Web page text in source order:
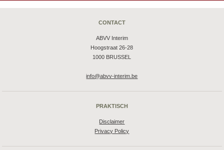
CONTACT
ABVV Interim
Hoogstraat 26-28
1000 BRUSSEL
info@abvv-interim.be
PRAKTISCH
Disclaimer
Privacy Policy